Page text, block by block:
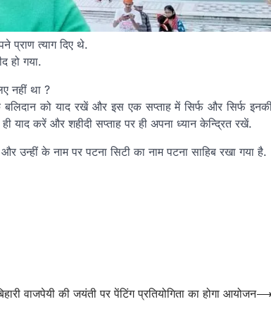
प्राण त्याग दिए थे.
हो गया.
नहीं था ?
को याद रखें और इस एक सप्ताह में सिर्फ और सिर्फ
करें और शहीदी सप्ताह पर ही अपना ध्यान केन्द्रित रखें.
उन्हीं के नाम पर पटना सिटी का नाम पटना साहिब रखा गया है.
वाजपेयी की जयंती पर पेंटिंग प्रतियोगिता का होगा आयोजन